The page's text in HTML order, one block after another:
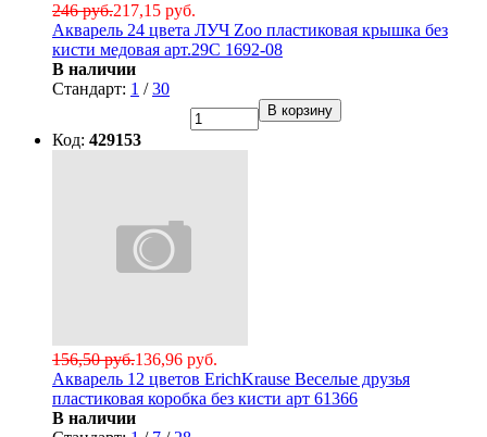
217,15 руб.
246 руб.
Акварель 24 цвета ЛУЧ Zoo пластиковая крышка без
кисти медовая арт.29С 1692-08
В наличии
Стандарт: 1 /30
В корзину
Код: 429153
136,96 руб.
156,50 руб.
Акварель 12 цветов ErichKrause Веселые друзья
пластиковая коробка без кисти арт 61366
В наличии